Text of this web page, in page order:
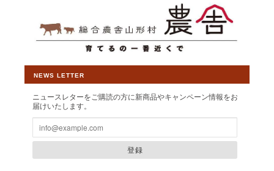
2026/06/28
北陸新幹線内の雑誌で見てはじめて購入しました。しゃぶしゃぶ
肉とっても美味しく頂きました。今回、子供達にも食べさせたく
この度は素敵なレビューをいただきまし
て大変光栄です。また、リピート購入も
誠にありがとうございます。しゃぶしゃ
NEWS LETTER
ニュースレターをご購読の方に新商品やキャンペーン情報をお
届けいたします。
登録